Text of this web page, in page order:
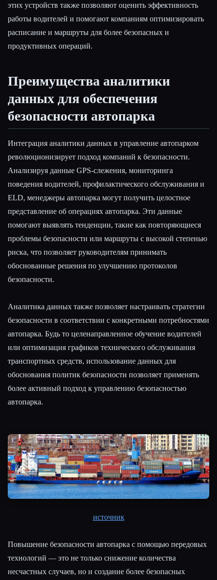
этих устройств также позволяют оценить эффективность
работы водителей и помогают компаниям оптимизировать
расписание и маршруты для более безопасных и
продуктивных операций.
Преимущества аналитики
данных для обеспечения
безопасности автопарка
Интеграция аналитики данных в управление автопарком
революционизирует подход компаний к безопасности.
Анализируя данные GPS-слежения, мониторинга
поведения водителей, профилактического обслуживания и
ELD, менеджеры автопарка могут получить целостное
представление об операциях автопарка. Эти данные
помогают выявлять тенденции, такие как повторяющиеся
проблемы безопасности или маршруты с высокой степенью
риска, что позволяет руководителям принимать
обоснованные решения по улучшению протоколов
безопасности.
Аналитика данных также позволяет настраивать стратегии
безопасности в соответствии с конкретными потребностями
автопарка. Будь то целенаправленное обучение водителей
или оптимизация графиков технического обслуживания
транспортных средств, использование данных для
обоснования политик безопасности позволяет применять
более активный подход к управлению безопасностью
автопарка.
источник
Повышение безопасности автопарка с помощью передовых
технологий — это не только снижение количества
несчастных случаев, но и создание более безопасных